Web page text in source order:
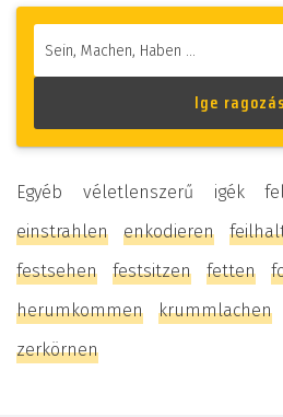
Egyéb véletlenszerű igék
einstrahlen
enkodieren
festsehen
festsitzen fetten
herumkommen
krummlachen
zerkörnen